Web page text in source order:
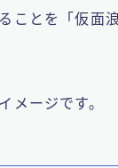
ことを「仮面
メージです。